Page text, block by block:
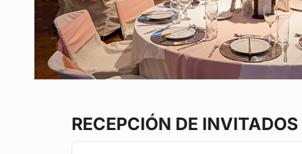
RECEPCIÓN DE INVITADOS